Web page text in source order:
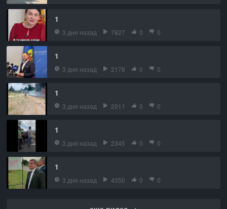
1
3 дня назад 7827 0 0
1
3 дня назад 2178 0 0
1
3 дня назад 2011 0 0
1
3 дня назад 2345 0 0
1
3 дня назад 4350 0 0